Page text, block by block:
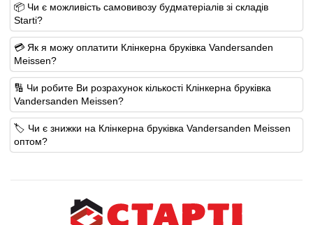
📦 Чи є можливість самовивозу будматеріалів зі складів
Starti?
💳 Як я можу оплатити Клінкерна бруківка Vandersanden
Meissen?
🔢 Чи робите Ви розрахунок кількості Клінкерна бруківка
Vandersanden Meissen?
🏷️ Чи є знижки на Клінкерна бруківка Vandersanden Meissen
оптом?